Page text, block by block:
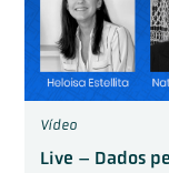
Vídeo
Live – Dados